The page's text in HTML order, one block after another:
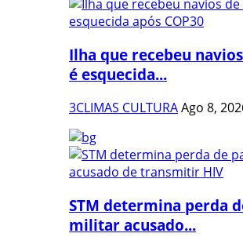
Ilha que recebeu
é esquecida...
3CLIMAS CULTURAAgo 8,
STM determina perda
militar acusado...